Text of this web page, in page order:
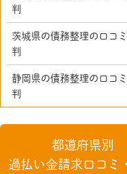
判
茨城県の債務整理の口コ
判
静岡県の債務整理の口コ
判
都道府県別
過払い金請求口コミ